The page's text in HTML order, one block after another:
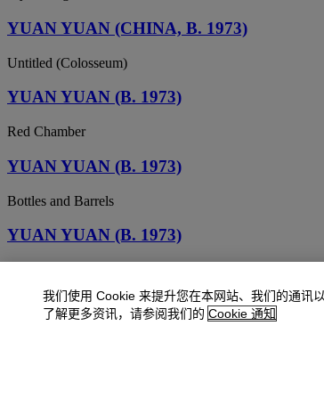
YUAN YUAN (CHINA, B. 1973)
Untitled (Colosseum)
YUAN YUAN (B. 1973)
Red Chamber
YUAN YUAN (B. 1973)
Bottles and Barrels
YUAN YUAN (B. 1973)
我们使用 Cookie 来提升您在本网站、我们的通讯
了解更多资讯，请参阅我们的 Cookie 通知